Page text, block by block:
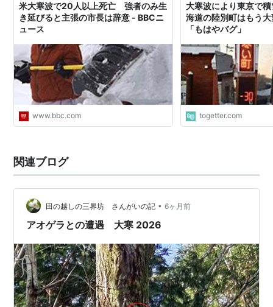
米大寒波で20人以上死亡 強者のみ生
き延びると主張の市長は辞意 - BBCニ
ュース
www.bbc.com
大寒波により東京で
海道の陸別町はもう
「もはやバグ」
togetter.com
関連ブログ
田の越しの三界坊 さんがいの記 • 6ヶ月前
アオゲラとの遭遇 大寒 2026